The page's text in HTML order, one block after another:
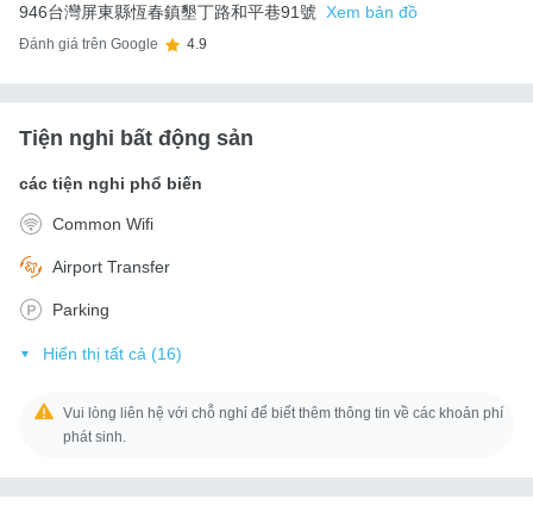
946台灣屏東縣恆春鎮墾丁路和平巷91號
Xem bản đồ
Đánh giá trên Google 4.9
Tiện nghi bất động sản
các tiện nghi phổ biến
Common Wifi
Airport Transfer
Parking
Hiển thị tất cả (16)
Vui lòng liên hệ với chỗ nghỉ để biết thêm thông tin về các khoản phí
phát sinh.